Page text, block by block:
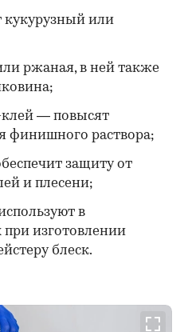
или
ржаная, в ней также
— повысят
финишного раствора;
защиту от
и плесени;
в
изготовлении
блеск.